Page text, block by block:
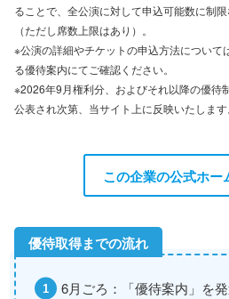
ることで、全公演に対して申込可能数に制
（ただし席数上限はあり）。
※公演の詳細やチケットの申込方法について
る優待案内にてご確認ください。
※2026年9月権利分、およびそれ以降の優待
公表され次第、当サイト上に反映いたします
この企業の公式ホー
6月ごろ：「優待案内」を